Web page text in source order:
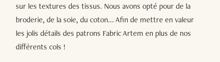
sur les textures des tissus. Nous avons opté pour de la
broderie, de la soie, du coton... Afin de mettre en valeur
les jolis détails des patrons Fabric Artem en plus de nos
différents cols !